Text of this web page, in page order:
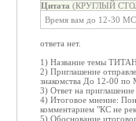
Цитата (КРУГЛЫЙ
Время вам до 12-30
ответа нет.
1) Название темы
2) Приглашение
знакомства До 12-00 по
3) Ответ на приглашение
4) Итоговое мнение:
комментарием "КС не
5) Обоснование